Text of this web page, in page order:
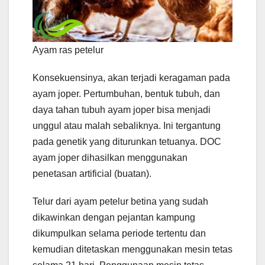
Ayam ras petelur
Konsekuensinya, akan terjadi keragaman pada
ayam joper. Pertumbuhan, bentuk tubuh, dan
daya tahan tubuh ayam joper bisa menjadi
unggul atau malah sebaliknya. Ini tergantung
pada genetik yang diturunkan tetuanya. DOC
ayam joper dihasilkan menggunakan
penetasan artificial (buatan).
Telur dari ayam petelur betina yang sudah
dikawinkan dengan pejantan kampung
dikumpulkan selama periode tertentu dan
kemudian ditetaskan menggunakan mesin tetas